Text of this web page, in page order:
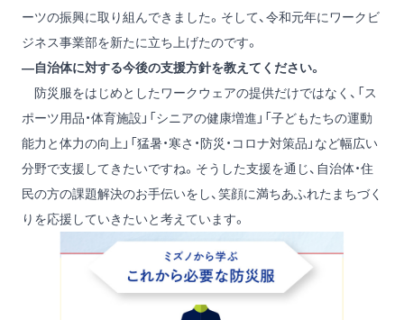
ーツの振興に取り組んできました。そして、令和元年にワークビ
ジネス事業部を新たに立ち上げたのです。
―自治体に対する今後の支援方針を教えてください。
防災服をはじめとしたワークウェアの提供だけではなく、「ス
ポーツ用品・体育施設」「シニアの健康増進」「子どもたちの運動
能力と体力の向上」「猛暑・寒さ・防災・コロナ対策品」など幅広い
分野で支援してきたいですね。そうした支援を通じ、自治体・住
民の方の課題解決のお手伝いをし、笑顔に満ちあふれたまちづく
りを応援していきたいと考えています。